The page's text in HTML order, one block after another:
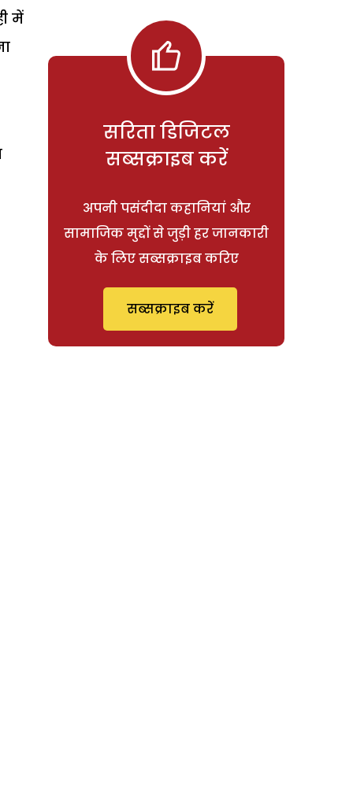
में
सरिता डिजिटल
सब्सक्राइब करें
अपनी पसंदीदा कहानियां और
सामाजिक मुद्दों से जुड़ी हर जानकारी
के लिए सब्सक्राइब करिए
सब्सक्राइब करें